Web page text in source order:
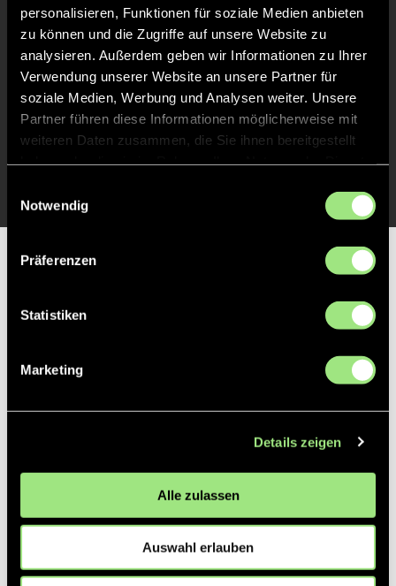
personalisieren, Funktionen für soziale Medien anbieten
zu können und die Zugriffe auf unsere Website zu
analysieren. Außerdem geben wir Informationen zu Ihrer
Verwendung unserer Website an unsere Partner für
soziale Medien, Werbung und Analysen weiter. Unsere
Partner führen diese Informationen möglicherweise mit
weiteren Daten zusammen, die Sie ihnen bereitgestellt
Notwendig
Präferenzen
Statistiken
Marketing
Details zeigen
Alle zulassen
Auswahl erlauben
24'
Abpfiff
Spiel beendet
13' TOR 1:1, FELDTOR
TOR 1:0, FELDTOR
Partner